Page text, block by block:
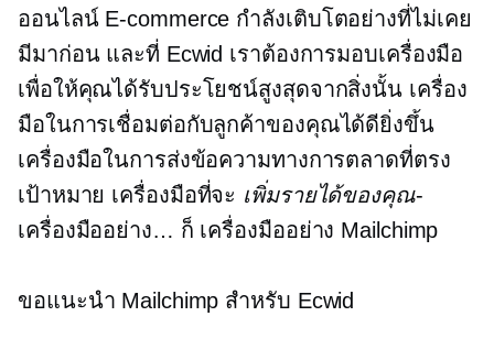
ออนไลน์ E-commerce กำลังเติบโตอย่างที่ไม่เคย
มีมาก่อน และที่ Ecwid เราต้องการมอบเครื่องมือ
เพื่อให้คุณได้รับประโยชน์สูงสุดจากสิ่งนั้น เครื่อง
มือในการเชื่อมต่อกับลูกค้าของคุณได้ดียิ่งขึ้น
เครื่องมือในการส่งข้อความทางการตลาดที่ตรง
เป้าหมาย เครื่องมือที่จะ เพิ่มรายได้ของคุณ-
เครื่องมืออย่าง… ก็ เครื่องมืออย่าง Mailchimp
ขอแนะนำ Mailchimp สำหรับ Ecwid